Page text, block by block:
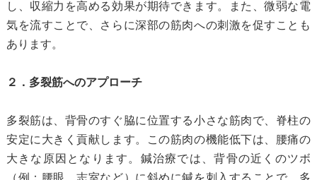
し、収縮力を高める効果が期待できます。また、微弱な電
気を流すことで、さらに深部の筋肉への刺激を促すことも
あります。
２．多裂筋へのアプローチ
多裂筋は、背骨のすぐ脇に位置する小さな筋肉で、脊柱の
安定に大きく貢献します。この筋肉の機能低下は、腰痛の
大きな原因となります。鍼治療では、背骨の近くのツボ
（例：腰眼、志室など）に斜めに鍼を刺入することで、多